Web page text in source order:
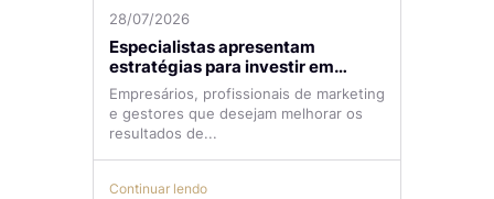
28/07/2026
Especialistas apresentam
estratégias para investir em
tráfego pago com mais eficiência
Empresários, profissionais de marketing
e gestores que desejam melhorar os
resultados de...
Continuar lendo